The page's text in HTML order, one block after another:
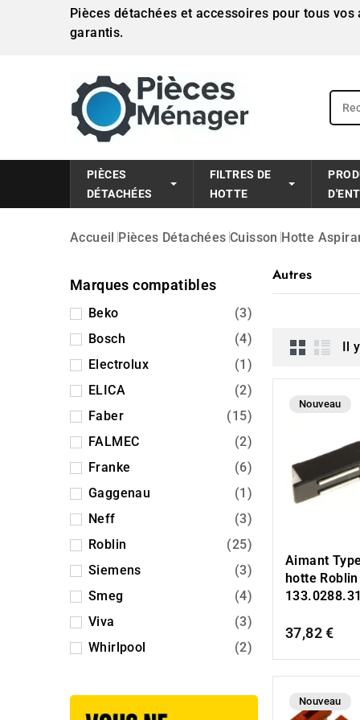
Pièces détachées et accessoires pour tous
garantis.
PIÈCES
DÉTACHÉES
FILTRES DE
HOTTE
Accueil Pièces Détachées Cuisson Hotte
Marques compatibles
Beko
(3)
Bosch
(4)
Electrolux
(1)
ELICA
(2)
Faber
(15)
FALMEC
(2)
Franke
(6)
Gaggenau
(1)
Neff
(3)
Roblin
(25)
Siemens
(3)
Smeg
(4)
Viva
(3)
Whirlpool
(2)
Autres
Il
Nouveau
Aimant
hotte Roblin
37,82 €
Nouveau